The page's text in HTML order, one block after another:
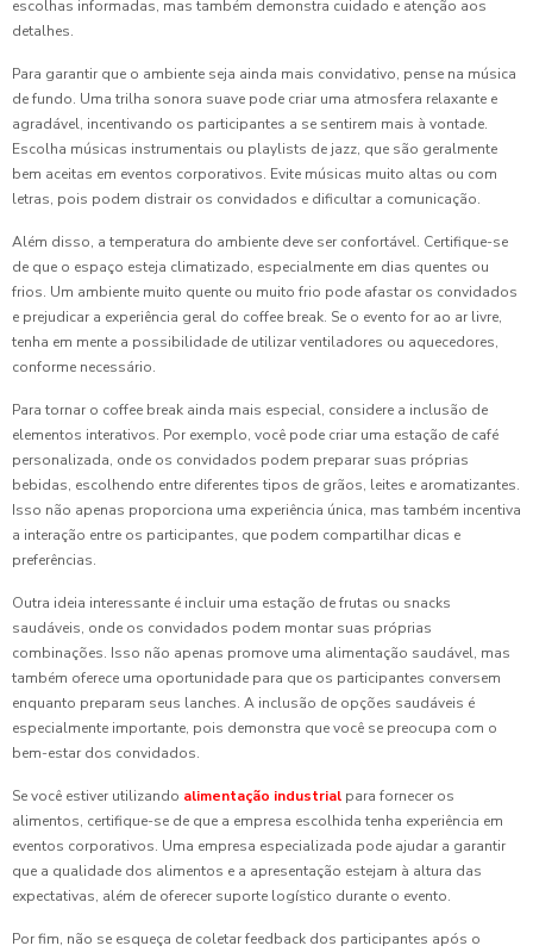
escolhas informadas, mas também demonstra cuidado e atenção aos
detalhes.
Para garantir que o ambiente seja ainda mais convidativo, pense na música
de fundo. Uma trilha sonora suave pode criar uma atmosfera relaxante e
agradável, incentivando os participantes a se sentirem mais à vontade.
Escolha músicas instrumentais ou playlists de jazz, que são geralmente
bem aceitas em eventos corporativos. Evite músicas muito altas ou com
letras, pois podem distrair os convidados e dificultar a comunicação.
Além disso, a temperatura do ambiente deve ser confortável. Certifique-se
de que o espaço esteja climatizado, especialmente em dias quentes ou
frios. Um ambiente muito quente ou muito frio pode afastar os convidados
e prejudicar a experiência geral do coffee break. Se o evento for ao ar livre,
tenha em mente a possibilidade de utilizar ventiladores ou aquecedores,
conforme necessário.
Para tornar o coffee break ainda mais especial, considere a inclusão de
elementos interativos. Por exemplo, você pode criar uma estação de café
personalizada, onde os convidados podem preparar suas próprias
bebidas, escolhendo entre diferentes tipos de grãos, leites e aromatizantes.
Isso não apenas proporciona uma experiência única, mas também incentiva
a interação entre os participantes, que podem compartilhar dicas e
preferências.
Outra ideia interessante é incluir uma estação de frutas ou snacks
saudáveis, onde os convidados podem montar suas próprias
combinações. Isso não apenas promove uma alimentação saudável, mas
também oferece uma oportunidade para que os participantes conversem
enquanto preparam seus lanches. A inclusão de opções saudáveis é
especialmente importante, pois demonstra que você se preocupa com o
bem-estar dos convidados.
Se você estiver utilizando alimentação industrial para fornecer os
alimentos, certifique-se de que a empresa escolhida tenha experiência em
eventos corporativos. Uma empresa especializada pode ajudar a garantir
que a qualidade dos alimentos e a apresentação estejam à altura das
expectativas, além de oferecer suporte logístico durante o evento.
Por fim, não se esqueça de coletar feedback dos participantes após o